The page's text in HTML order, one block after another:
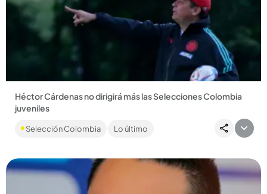
Héctor Cárdenas no dirigirá más las Selecciones Colombia
juveniles
El vallecaucano sale tras la terrible presentación de la Tricolor
en el Preolímpico....
Selección Colombia Lo último